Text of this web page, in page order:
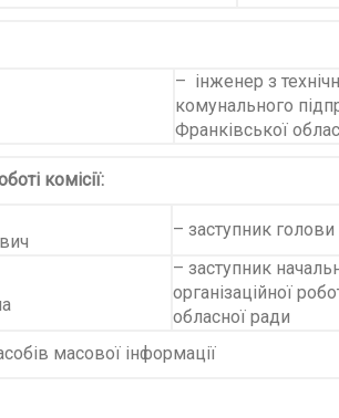
– інженер з
комунального
Франківської
комісії:
– заступник
– заступник
організаційної
обласної ради
масової інформації